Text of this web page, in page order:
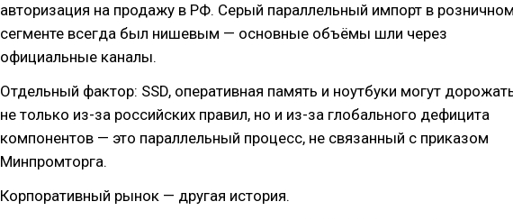
авторизация на продажу в РФ. Серый параллельный импорт в
сегменте всегда был нишевым — основные объёмы шли через
официальные каналы.
Отдельный фактор: SSD, оперативная память и ноутбуки могут
не только из-за российских правил, но и из-за глобального дефицита
компонентов — это параллельный процесс, не связанный с приказом
Минпромторга.
Корпоративный рынок — другая история.